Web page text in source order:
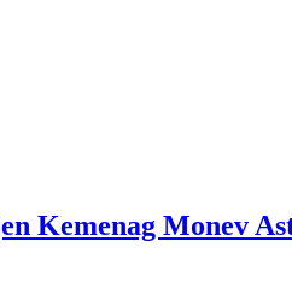
Kemenag Monev